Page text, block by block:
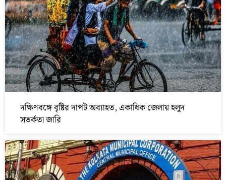
দক্ষিণবঙ্গে বৃষ্টির দাপট অব্যাহত, একাধিক জেলায় হলুদ
সতর্কতা জারি